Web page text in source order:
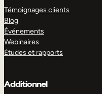
Témoignages clients
Blog
Événements
Webinaires
Études et rapports
Additionnel